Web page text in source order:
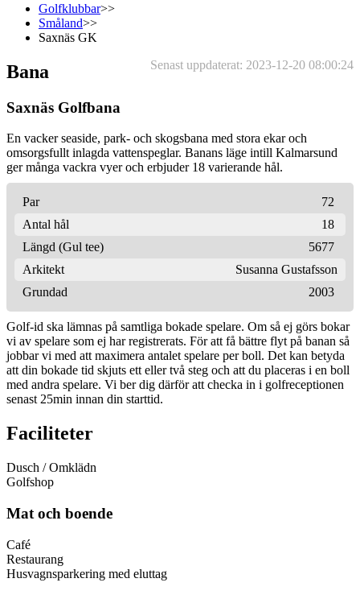
Golfklubbar>>
Småland>>
Saxnäs GK
Senast uppdaterat: 2023-12-20 08:00:24
Bana
Saxnäs Golfbana
En vacker seaside, park- och skogsbana med stora ekar och
omsorgsfullt inlagda vattenspeglar. Banans läge intill Kalmarsund
ger många vackra vyer och erbjuder 18 varierande hål.
Par
72
Antal hål
18
Längd (Gul tee)
5677
Arkitekt
Susanna Gustafsson
Grundad
2003
Golf-id ska lämnas på samtliga bokade spelare. Om så ej görs bokar
vi av spelare som ej har registrerats. För att få bättre flyt på banan så
jobbar vi med att maximera antalet spelare per boll. Det kan betyda
att din bokade tid skjuts ett eller två steg och att du placeras i en boll
med andra spelare. Vi ber dig därför att checka in i golfreceptionen
senast 25min innan din starttid.
Faciliteter
Dusch / Omklädn
Golfshop
Mat och boende
Café
Restaurang
Husvagnsparkering med eluttag